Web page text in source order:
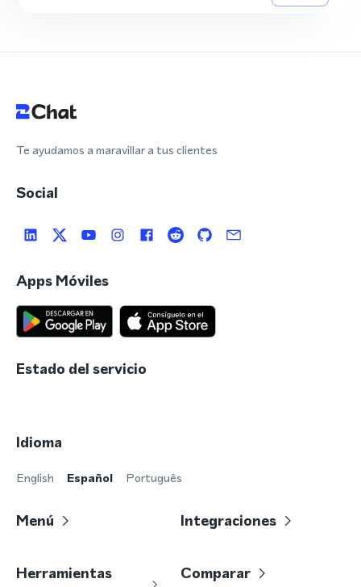
Te ayudamos a maravillar a tus clientes
Social
Apps Móviles
Estado del servicio
Idioma
English Español Português
Menú Integraciones
Herramientas
Comparar